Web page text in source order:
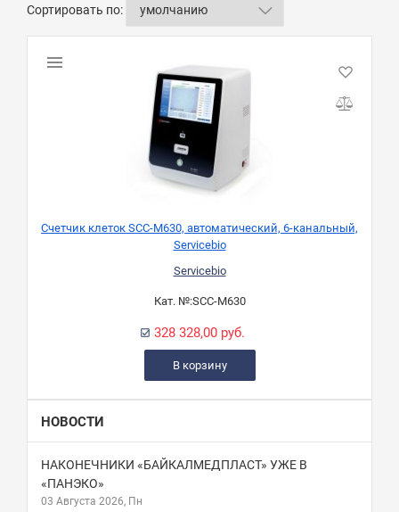
Сортировать по:
Счетчик клеток SCC-M630, автоматический, 6-канальный,
Servicebio
Servicebio
Кат. №:SCC-M630
328 328,00 руб.
В корзину
НОВОСТИ
НАКОНЕЧНИКИ «БАЙКАЛМЕДПЛАСТ» УЖЕ В
«ПАНЭКО»
03 Августа 2026, Пн